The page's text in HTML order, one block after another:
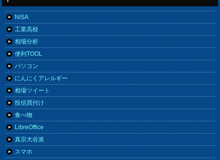
NISA
工業高校
相場分析
便利TOOL
パソコン
にんにくアレルギー
相場ツイート
投信買付け
食べ物
LibreOffice
真宗大谷派
スマホ